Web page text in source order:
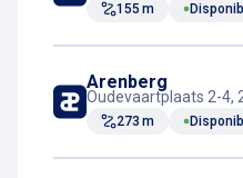
155 m
Arenberg
Oudevaartplaats 2-4,
273 m